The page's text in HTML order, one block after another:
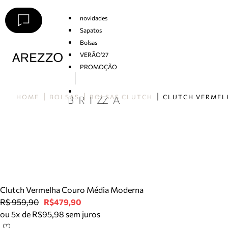
novidades
Sapatos
Bolsas
VERÃO'27
PROMOÇÃO
HOME BOLSAS BOLSAS CLUTCH
Clutch Vermelha Couro Média Moderna
R$ 959,90 R$479,90
ou 5x de R$95,98 sem juros